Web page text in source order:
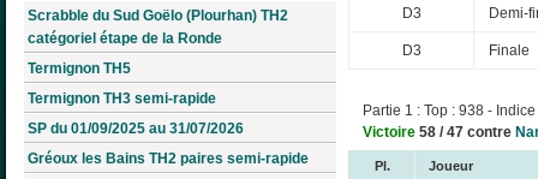
Scrabble du Sud Goëlo (Plourhan) TH2
catégoriel étape de la Ronde
Termignon TH5
Termignon TH3 semi-rapide
SP du 01/09/2025 au 31/07/2026
Gréoux les Bains TH2 paires semi-rapide
D3 Demi-
D3 Finale
Partie 1 : Top : 938 -
Victoire 58 / 47 contre
Pl. Joueur